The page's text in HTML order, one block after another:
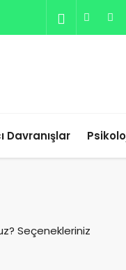
Davranışlar
Seçenekleriniz